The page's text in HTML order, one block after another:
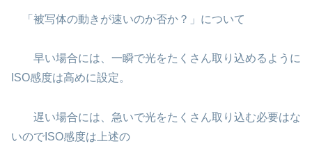
「被写体の動きが速いのか否か？」について
早い場合には、一瞬で光をたくさん取り込めるように
ISO感度は高めに設定。
遅い場合には、急いで光をたくさん取り込む必要はな
いのでISO感度は上述の